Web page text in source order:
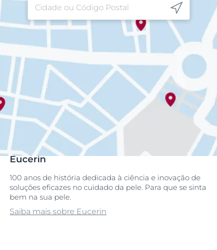
Eucerin
100 anos de história dedicada à ciência e inovação de
soluções eficazes no cuidado da pele. Para que se sinta
bem na sua pele.
Saiba mais sobre Eucerin